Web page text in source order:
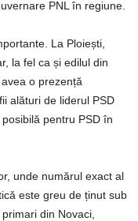
PNL în regiune.
La Ploiești,
la fel ca și edilul din
o prezență
alături de liderul PSD
pentru PSD în
unde numărul exact al
este greu de ținut sub
din Novaci,